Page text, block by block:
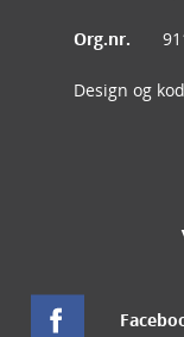
Org.nr.
Design og